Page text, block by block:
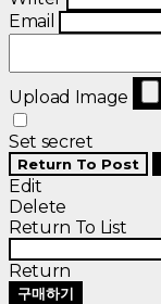
Email
Upload Image
Set secret
Return To Post
Edit
Delete
Return To List
Return
구매하기